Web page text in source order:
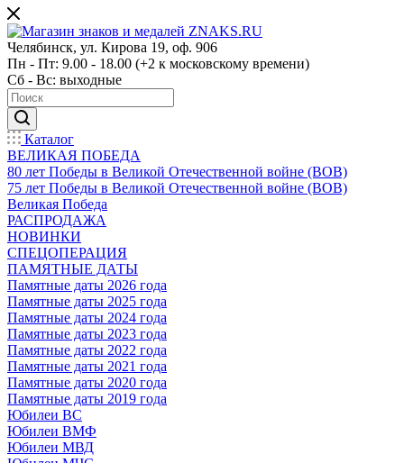
Челябинск, ул. Кирова 19, оф. 906
Пн - Пт: 9.00 - 18.00 (+2 к московскому времени)
Сб - Вс: выходные
Каталог
ВЕЛИКАЯ ПОБЕДА
80 лет Победы в Великой Отечественной войне (ВОВ)
75 лет Победы в Великой Отечественной войне (ВОВ)
Великая Победа
РАСПРОДАЖА
НОВИНКИ
СПЕЦОПЕРАЦИЯ
ПАМЯТНЫЕ ДАТЫ
Памятные даты 2026 года
Памятные даты 2025 года
Памятные даты 2024 года
Памятные даты 2023 года
Памятные даты 2022 года
Памятные даты 2021 года
Памятные даты 2020 года
Памятные даты 2019 года
Юбилеи ВС
Юбилеи ВМФ
Юбилеи МВД